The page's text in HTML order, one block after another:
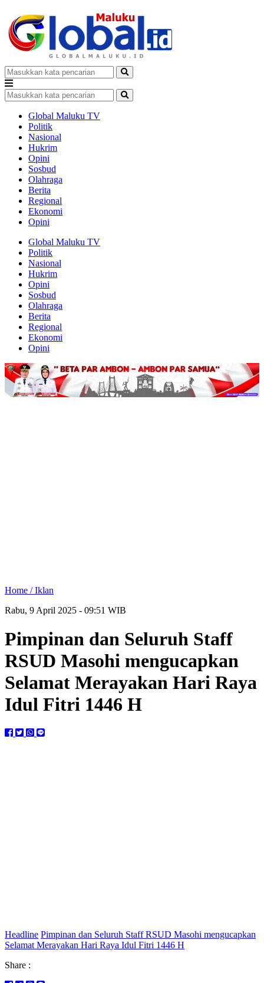
Global Maluku TV
Politik
Nasional
Hukrim
Opini
Sosbud
Olahraga
Berita
Regional
Ekonomi
Opini
Global Maluku TV
Politik
Nasional
Hukrim
Opini
Sosbud
Olahraga
Berita
Regional
Ekonomi
Opini
Home /Iklan
Rabu, 9 April 2025 - 09:51 WIB
Pimpinan dan Seluruh Staff
RSUD Masohi mengucapkan
Selamat Merayakan Hari Raya
Idul Fitri 1446 H
Headline Pimpinan dan Seluruh Staff RSUD Masohi mengucapkan
Selamat Merayakan Hari Raya Idul Fitri 1446 H
Share :